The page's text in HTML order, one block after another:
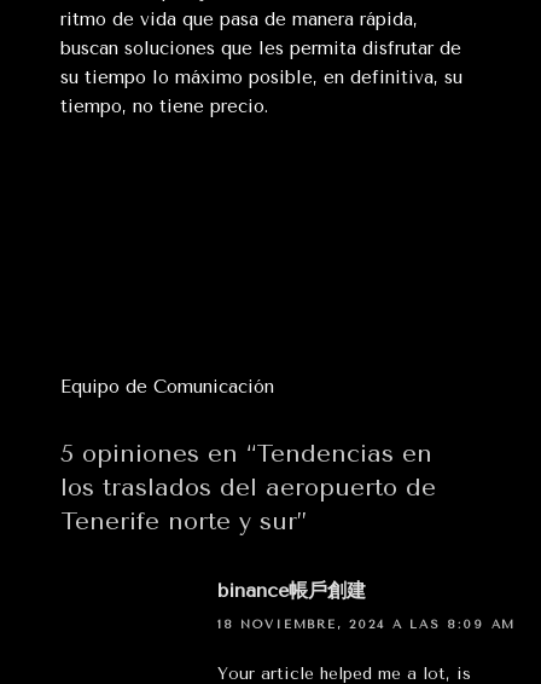
ritmo de vida que pasa de manera rápida,
buscan soluciones que les permita disfrutar de
su tiempo lo máximo posible, en definitiva, su
tiempo, no tiene precio.
Equipo de Comunicación
5 opiniones en “Tendencias en
los traslados del aeropuerto de
Tenerife norte y sur”
binance帳戶創建
18 NOVIEMBRE, 2024 A LAS 8:09 AM
Your article helped me a lot, is